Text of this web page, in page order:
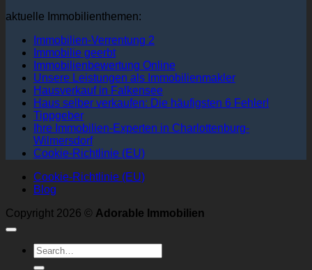
aktuelle Immobilienthemen:
Immobilien-Verrentung 2
Immobilie geerbt
Immobilienbewertung Online
Unsere Leistungen als Immobilienmakler
Hausverkauf in Falkensee
Haus selber verkaufen: Die häufigsten 6 Fehler!
Tippgeber
Ihre Immobilien-Experten in Charlottenburg-
Wilmersdorf
Cookie-Richtlinie (EU)
Cookie-Richtlinie (EU)
Blog
Copyright 2026 © Adorable Immobilien